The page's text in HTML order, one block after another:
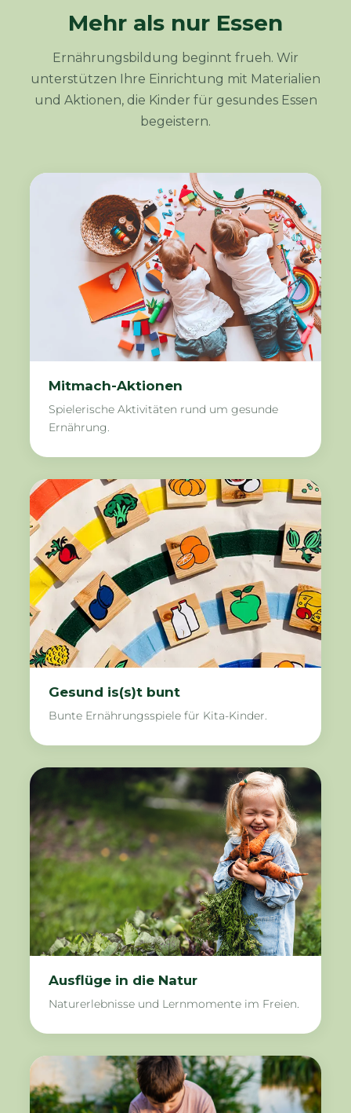
Mehr als nur Essen
Ernährungsbildung beginnt frueh. Wir
unterstützen Ihre Einrichtung mit Materialien
und Aktionen, die Kinder für gesundes Essen
begeistern.
Mitmach-Aktionen
Spielerische Aktivitäten rund um gesunde
Ernährung.
Gesund is(s)t bunt
Bunte Ernährungsspiele für Kita-Kinder.
Ausflüge in die Natur
Naturerlebnisse und Lernmomente im Freien.